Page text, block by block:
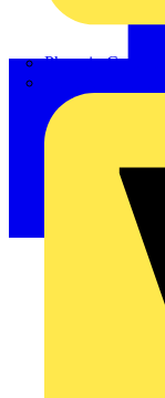
Phoenix Contact